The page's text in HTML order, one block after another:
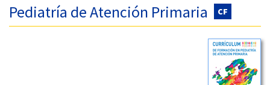
Pediatría de Atención Primaria
CF